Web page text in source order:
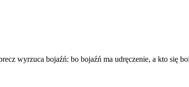
wyrzuca bojaźń: bo bojaźń ma udręczenie, a kto się